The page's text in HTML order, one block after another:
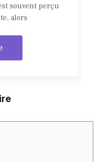
souvent perçu
alors